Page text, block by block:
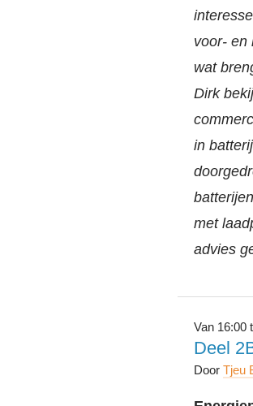
voor- en
wat
Dirk
in
met
advies
Van 16:00
Deel
Door Tjeu